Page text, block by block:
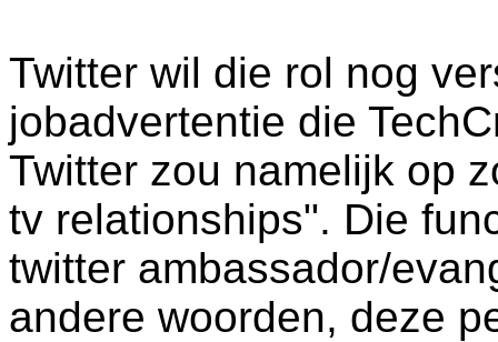
Twitter wil die rol nog
jobadvertentie die
Twitter zou namelijk op
tv relationships". Die
twitter ambassador/
andere woorden, deze